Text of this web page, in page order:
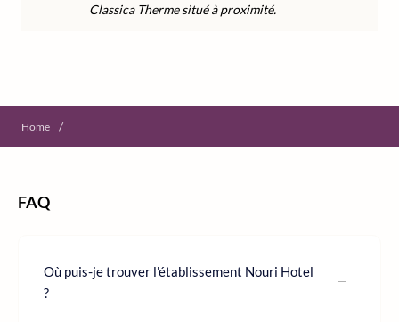
Classica Therme situé à proximité.
Home /
FAQ
Où puis-je trouver l'établissement Nouri Hotel
?